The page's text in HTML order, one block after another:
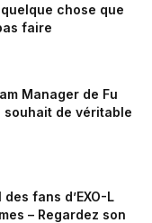
chose que
faire
Manager de Fu
souhait de véritable
fans d’EXO-L
– Regardez son